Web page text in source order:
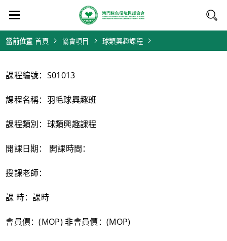
當前位置 首頁 協會項目 球類興趣課程
課程編號：S01013
課程名稱：羽毛球興趣班
課程類別：球類興趣課程
開課日期： 開課時間：
授課老師：
課 時：課時
會員價：(MOP) 非會員價：(MOP)